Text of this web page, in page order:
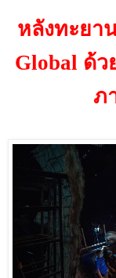
หลังทะยา
Global ด้ว
ภ